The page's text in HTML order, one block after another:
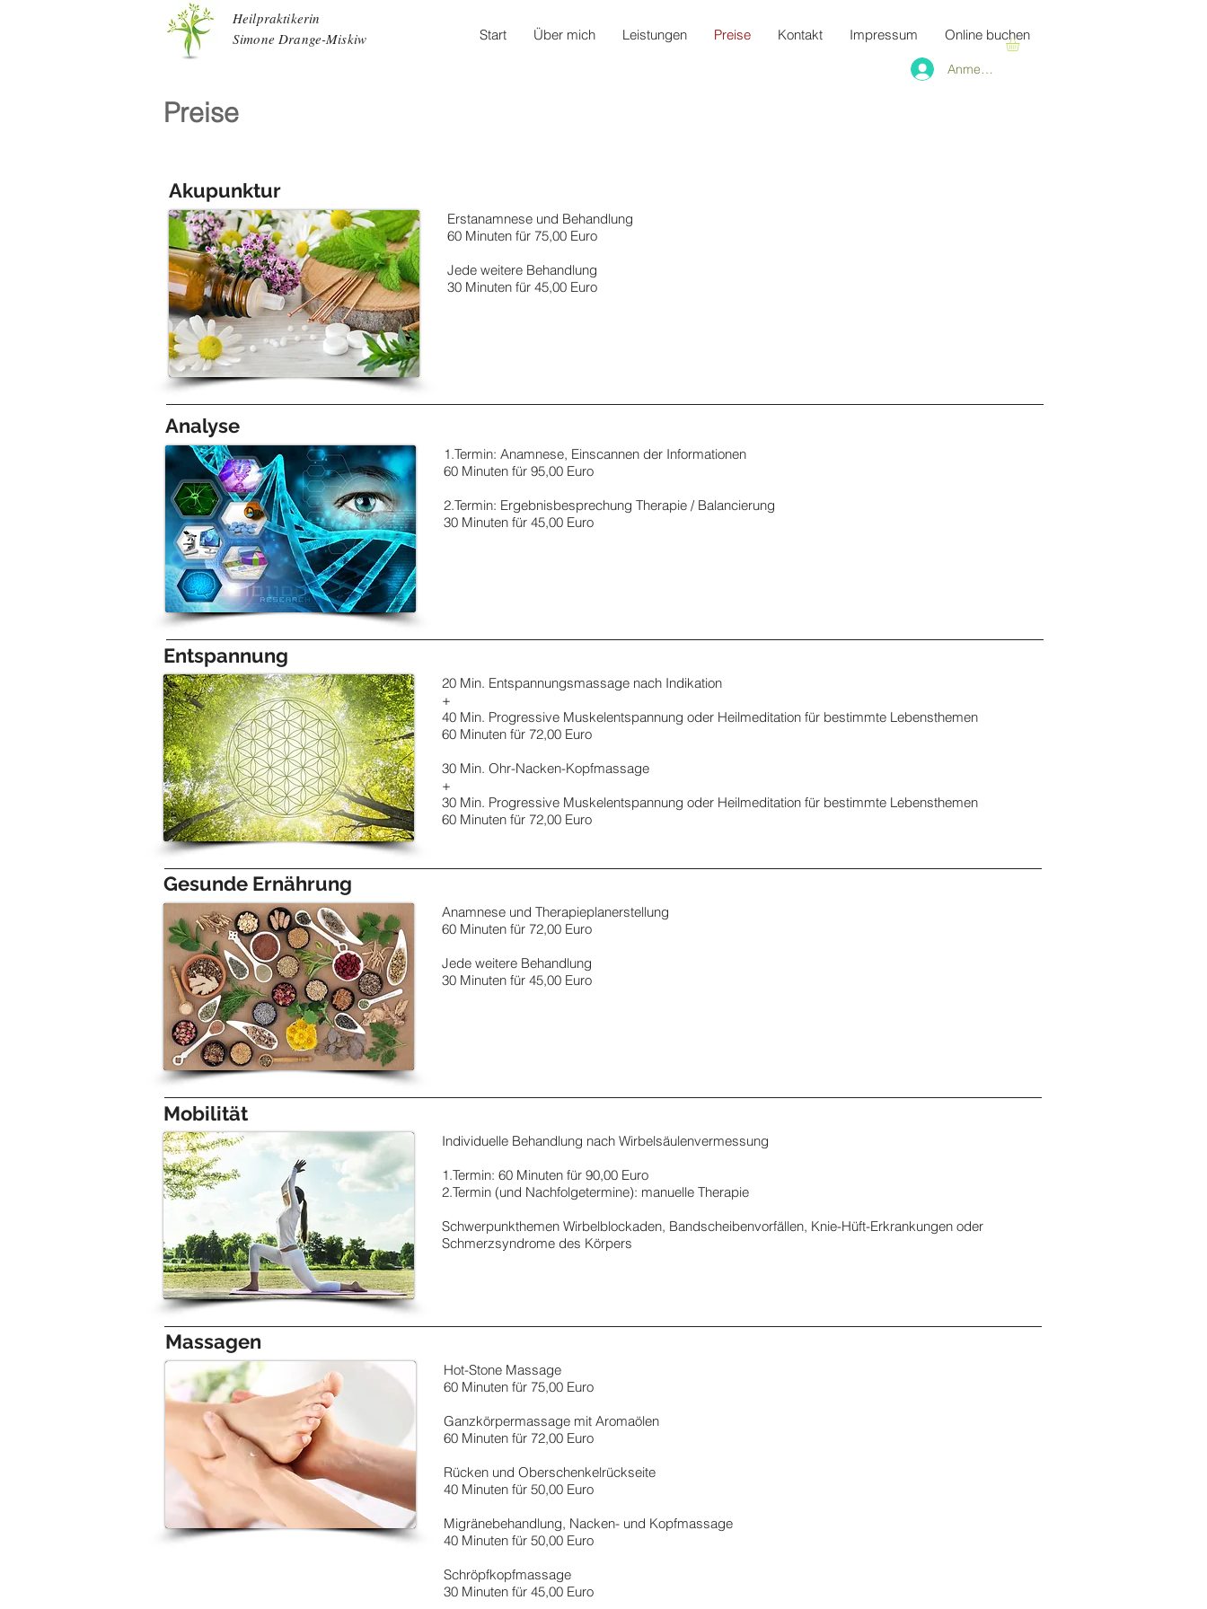
Start Über mich Leistungen Preise Kontakt Impressum Online buchen
Heilpraktikerin
Simone Drange-Miskiw
Anmelden
Preise
Akupunktur
Erstanamnese und Behandlung
60 Minuten für 75,00 Euro
Jede weitere Behandlung
30 Minuten für 45,00 Euro
Analyse
1.Termin: Anamnese, Einscannen der Informationen
60 Minuten für 95,00 Euro
2.Termin: Ergebnisbesprechung Therapie / Balancierung
30 Minuten für 45,00 Euro
Entspannung
20 Min. Entspannungsmassage nach Indikation
+
40 Min. Progressive Muskelentspannung oder Heilmeditation für bestimmte Lebensthemen
60 Minuten für 72,00 Euro
30 Min. Ohr-Nacken-Kopfmassage
+
30 Min. Progressive Muskelentspannung oder Heilmeditation für bestimmte Lebensthemen
60 Minuten für 72,00 Euro
Gesunde Ernährung
Anamnese und Therapieplanerstellung
60 Minuten für 72,00 Euro
Jede weitere Behandlung
30 Minuten für 45,00 Euro
Mobilität
Individuelle Behandlung nach Wirbelsäulenvermessung
1.Termin: 60 Minuten für 90,00 Euro
2.Termin (und Nachfolgetermine): manuelle Therapie
Schwerpunkthemen Wirbelblockaden, Bandscheibenvorfällen, Knie-Hüft-Erkrankungen oder
Schmerzsyndrome des Körpers
Massagen
Hot-Stone Massage
60 Minuten für 75,00 Euro
Ganzkörpermassage mit Aromaölen
60 Minuten für 72,00 Euro
Rücken und Oberschenkelrückseite
40 Minuten für 50,00 Euro
Migränebehandlung, Nacken- und Kopfmassage
40 Minuten für 50,00 Euro
Schröpfkopfmassage
30 Minuten für 45,00 Euro